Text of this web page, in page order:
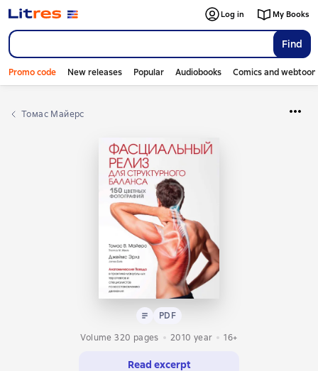
Find
Log in My Books
Promo code New releases Popular Audiobooks Comics and
Томас Майерс
Text PDF
PDF
Volume 320 pages
2010 year 16+
Read excerpt